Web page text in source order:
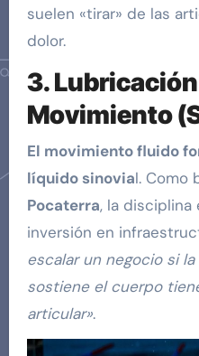
suelen «tirar» de las
dolor.
3.
Movimiento
El movimiento fluido
líquido sinovial. Como
Pocaterra, la disciplina
inversión en
escalar un negocio si
sostiene el cuerpo
articular».